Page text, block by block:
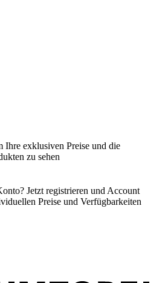
Ihre exklusiven Preise und die
zu sehen
Jetzt registrieren und Account
Preise und Verfügbarkeiten